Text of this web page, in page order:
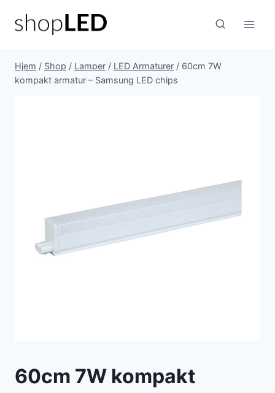
Hjem / Shop / Lamper / LED Armaturer / 60cm 7W
kompakt armatur – Samsung LED chips
60cm 7W kompakt